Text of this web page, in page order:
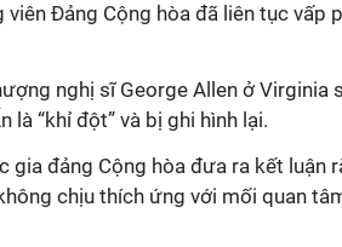
viên Đảng Cộng hòa đã liên tục vấp
nghị sĩ George Allen ở Virginia
“khỉ đột” và bị ghi hình lại.
gia đảng Cộng hòa đưa ra kết luận
chịu thích ứng với mối quan